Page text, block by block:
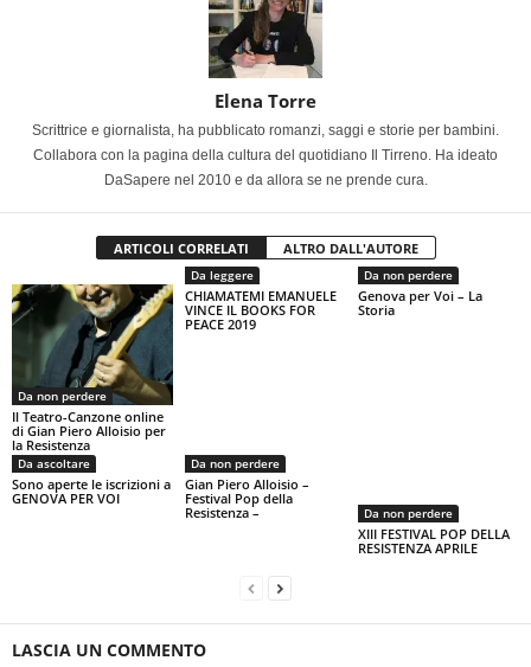
Elena Torre
Scrittrice e giornalista, ha pubblicato romanzi, saggi e storie per bambini.
Collabora con la pagina della cultura del quotidiano Il Tirreno. Ha ideato
DaSapere nel 2010 e da allora se ne prende cura.
ARTICOLI CORRELATI ALTRO DALL'AUTORE
Da non perdere
Il Teatro-Canzone online
di Gian Piero Alloisio per
la Resistenza
Da leggere
CHIAMATEMI EMANUELE
VINCE IL BOOKS FOR
PEACE 2019
Da non perdere
Genova per Voi – La
Storia
Da ascoltare
Sono aperte le iscrizioni a
GENOVA PER VOI
Da non perdere
Gian Piero Alloisio –
Festival Pop della
Resistenza –
Da non perdere
XIII FESTIVAL POP DELLA
RESISTENZA APRILE
LASCIA UN COMMENTO